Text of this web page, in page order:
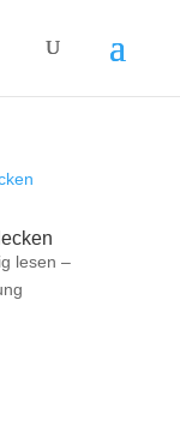
lesen –